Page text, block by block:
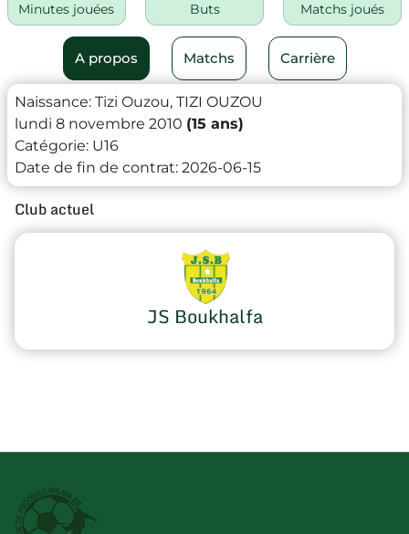
Minutes jouées Buts Matchs joués
A propos Matchs Carrière
Naissance: Tizi Ouzou, TIZI OUZOU
lundi 8 novembre 2010 (15 ans)
Catégorie: U16
Date de fin de contrat: 2026-06-15
Club actuel
JS Boukhalfa